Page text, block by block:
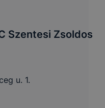
Szentesi Zsoldos
u. 1.